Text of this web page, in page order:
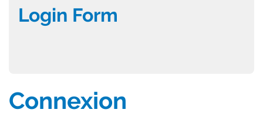
Login Form
Connexion